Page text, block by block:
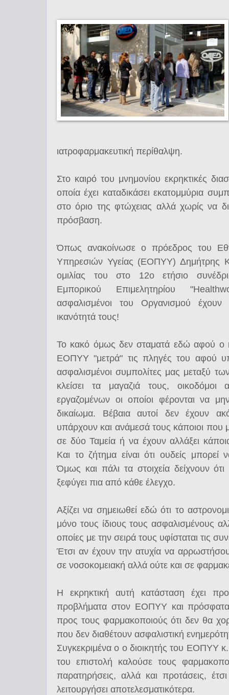
ιατροφαρμακευτική περίθαλψη.
Στο καιρό του μνημονίου εκρηκτικές
οποία έχει καταδικάσει εκατομμύρια
στο όριο της φτώχειας αλλά χωρίς να
πρόσβαση.
Όπως ανακοίνωσε ο πρόεδρος του
Υπηρεσιών Υγείας (ΕΟΠΥΥ) Δημήτρης
ομιλίας του στο 12ο ετήσιο
Εμπορικού Επιμελητηρίου
ασφαλισμένοι του Οργανισμού έχουν
ικανότητά τους!
Το κακό όμως δεν σταματά εδώ αφού o
ΕΟΠΥΥ "μετρά" τις πληγές του αφού
ασφαλισμένοι συμπολίτες μας μεταξύ
κλείσει τα μαγαζιά τους, οικοδόμοι
εργαζομένων οι οποίοι φέρονται να
δικαίωμα. Βέβαια αυτοί δεν έχουν
υπάρχουν και ανάμεσά τους κάποιοι που
σε δύο Ταμεία ή να έχουν αλλάξει
Και το ζήτημα είναι ότι ουδείς μπορεί
Όμως και πάλι τα στοιχεία δείχνουν
ξεφύγει πια από κάθε έλεγχο.
Αξίζει να σημειωθεί εδώ ότι το
μόνο τους ίδιους τους ασφαλισμένους
οποίες με την σειρά τους υφίσταται τις
Έτσι αν έχουν την ατυχία να
σε νοσοκομειακή αλλά ούτε και σε
Η εκρηκτική αυτή κατάσταση έχει
προβλήματα στον ΕΟΠΥΥ και πρόσφατα
προς τους φαρμακοποιούς ότι δεν θα
που δεν διαθέτουν ασφαλιστική
Συγκεκριμένα ο ο διοικητής του ΕΟΠΥΥ
του επιστολή καλούσε τους
παρατηρήσεις, αλλά και προτάσεις,
λειτουργήσει αποτελεσματικότερα.